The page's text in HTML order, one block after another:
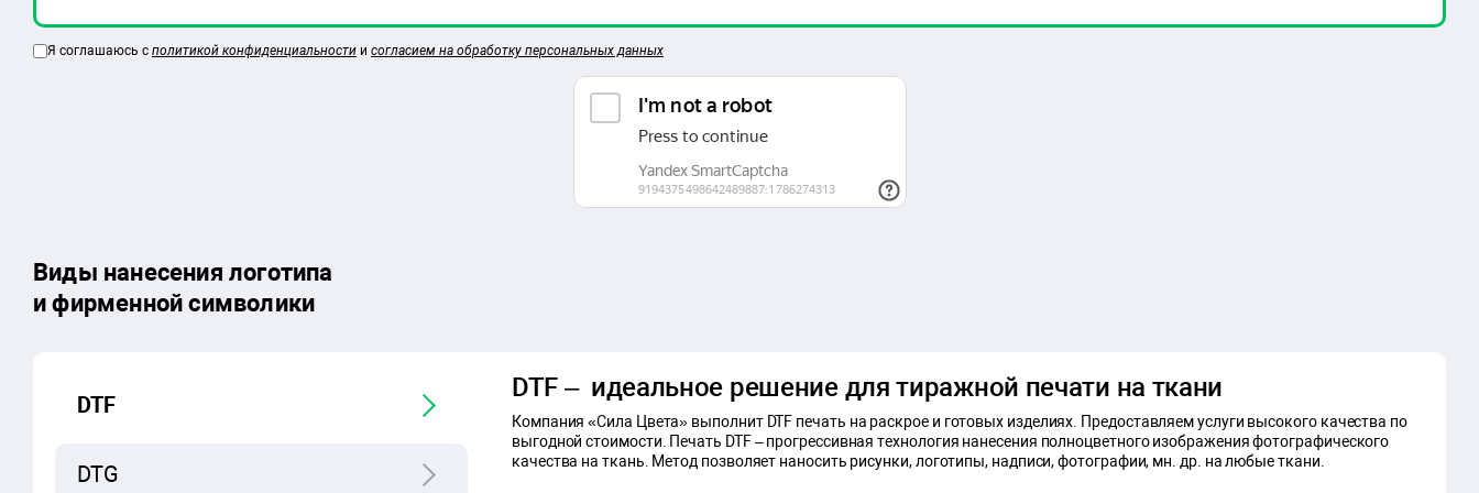
Я соглашаюсь с политикой конфиденциальности и согласием на обработку персональных данных
Виды нанесения логотипа
и фирменной символики
DTF
DTG
DTF – идеальное решение для тиражной печати на ткани
Компания «Сила Цвета» выполнит DTF печать на раскрое и готовых изделиях. Предоставляем услуги высокого качества по
выгодной стоимости. Печать DTF – прогрессивная технология нанесения полноцветного изображения фотографического
качества на ткань. Метод позволяет наносить рисунки, логотипы, надписи, фотографии, мн. др. на любые ткани.